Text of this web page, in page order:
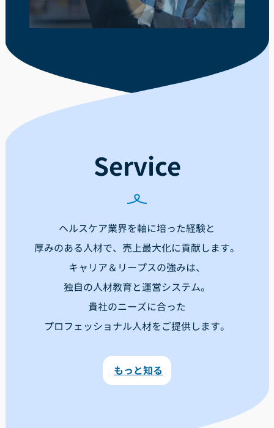
Service
ヘルスケア業界を軸に培った経験と
厚みのある人材で、売上最大化に貢献します。
キャリア＆リープスの強みは、
独自の人材教育と運営システム。
貴社のニーズに合った
プロフェッショナル人材をご提供します。
もっと知る